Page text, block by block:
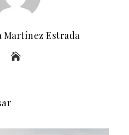
Martínez Estrada